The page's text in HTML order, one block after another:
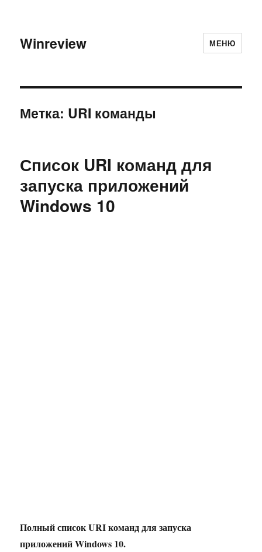
Winreview МЕНЮ
Метка: URI команды
Список URI команд для
запуска приложений
Windows 10
Полный список URI команд для запуска
приложений Windows 10.